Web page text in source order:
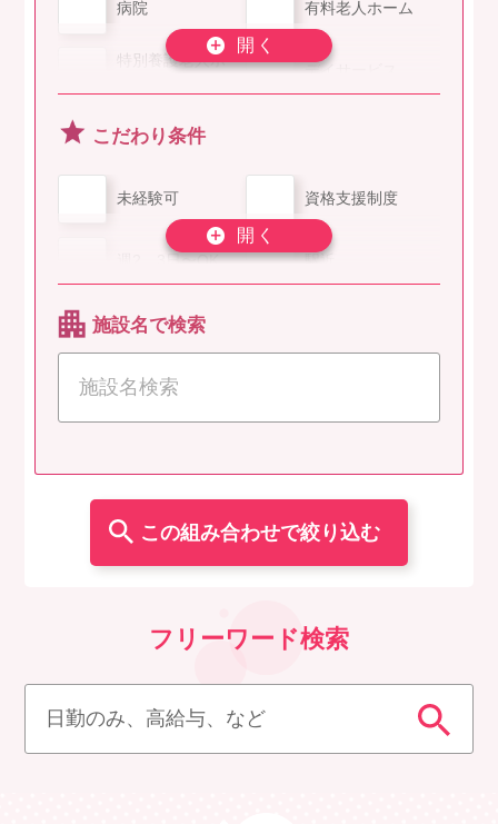
看護助手 医療事務/受付
医療ソーシャルワ
調理師/調理スタ
介護事務
ライバー
理学療法士
言語聴覚士 作業療法士
精神保健福祉士
社会福祉士
児童指導員
その他
病院 有料老人ホーム
特別養護老人ホー
デイサービス
介護老人保健施設
者向け住宅
訪問看護
訪問介護 小規模多機能
デイケア
クリニック
こだわり条件
未経験可 資格支援制度
週2、3日〜OK 駅近
高給与
夜勤専従
年間休日120日以
上
育児支援あり 時短OK
賞与あり 昇給あり
副業・Wワーク
住宅手当あり シフト制
施設名で検索
フリーワード検索